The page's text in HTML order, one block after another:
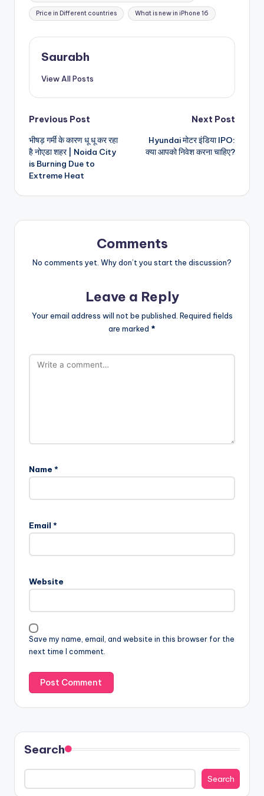
Price in Different countries What is new in iPhone 16
Saurabh
View All Posts
Post
navigation
Previous Post
भीषड़ गर्मी के कारण धू धू कर रहा
है नोएडा शहर | Noida City
is Burning Due to
Extreme Heat
Next Post
Hyundai मोटर इंडिया IPO:
क्या आपको निवेश करना चाहिए?
Comments
No comments yet. Why don’t you start the discussion?
Leave a Reply
Your email address will not be published. Required fields
are marked *
Name *
Email *
Website
Save my name, email, and website in this browser for the
next time I comment.
Search
Search